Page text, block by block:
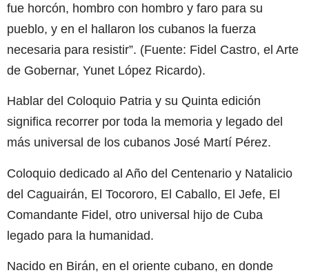
fue horcón, hombro con hombro y faro para su
pueblo, y en el hallaron los cubanos la fuerza
necesaria para resistir”. (Fuente: Fidel Castro, el Arte
de Gobernar, Yunet López Ricardo).
Hablar del Coloquio Patria y su Quinta edición
significa recorrer por toda la memoria y legado del
más universal de los cubanos José Martí Pérez.
Coloquio dedicado al Año del Centenario y Natalicio
del Caguairán, El Tocororo, El Caballo, El Jefe, El
Comandante Fidel, otro universal hijo de Cuba
legado para la humanidad.
Nacido en Birán, en el oriente cubano, en donde